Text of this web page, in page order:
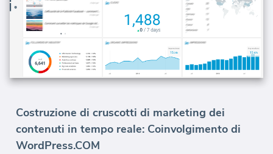
Costruzione di cruscotti di marketing dei
contenuti in tempo reale: Coinvolgimento di
WordPress.COM